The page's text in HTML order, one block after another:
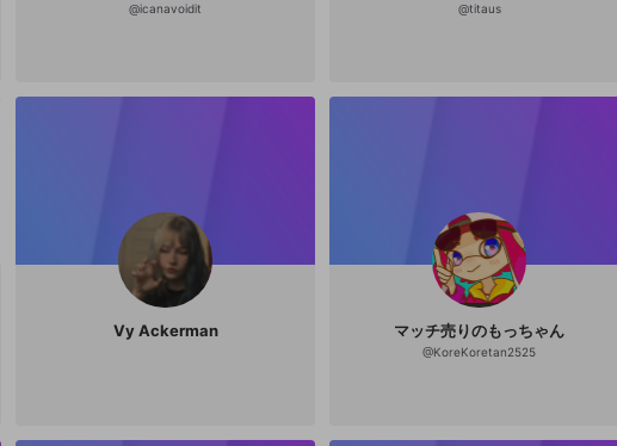
@icanavoidit @titaus
Vy Ackerman マッチ売りのもっちゃん
@KoreKoretan2525